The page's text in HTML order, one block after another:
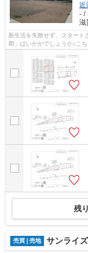
近
- /
滋
新生活を失敗せず、スター
期」はいかがでしょうか♪こ
残り
売買 | 売地 サンライ